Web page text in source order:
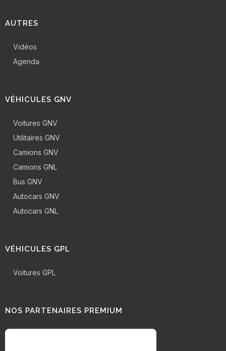
AUTRES
Vidéos
Agenda
VÉHICULES GNV
Voitures GNV
Utilitaires GNV
Camions GNV
Camions GNL
Bus GNV
Autocars GNV
Autocars GNL
VÉHICULES GPL
Voitures GPL
NOS PARTENAIRES PREMIUM